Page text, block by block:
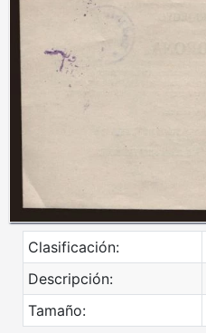
Clasificación:
Descripción:
Tamaño: